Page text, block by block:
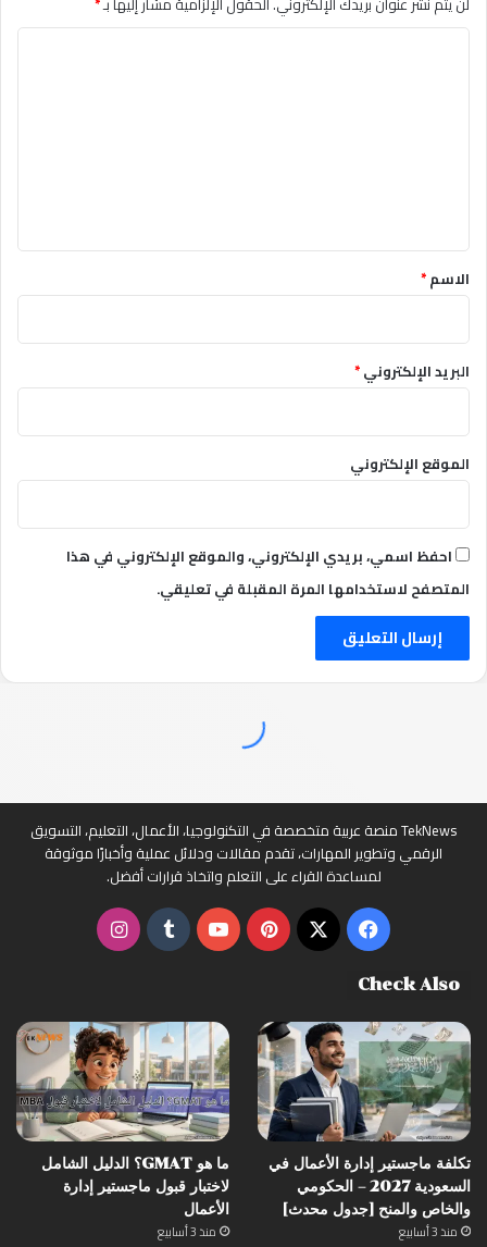
الاسم*
البريد الإلكتروني*
الموقع الإلكتروني
احفظ اسمي، بريدي الإلكتروني، والموقع الإلكتروني في هذا
المتصفح لاستخدامها المرة المقبلة في تعليقي.
TekNews منصة عربية متخصصة في التكنولوجيا، الأعمال، التعليم، التسويق
الرقمي وتطوير المهارات، تقدم مقالات ودلائل عملية وأخبارًا موثوقة
لمساعدة القراء على التعلم واتخاذ قرارات أفضل.
فيسبوك
‫X بينتيريست‫YouTube انستقرام
Check Also
تكلفة ماجستير إدارة الأعمال في
السعودية 2027 – الحكومي
والخاص والمنح [جدول محدث]
منذ 3 أسابيع
ما هو GMAT؟ الدليل الشامل
لاختبار قبول ماجستير إدارة
الأعمال
منذ 3 أسابيع